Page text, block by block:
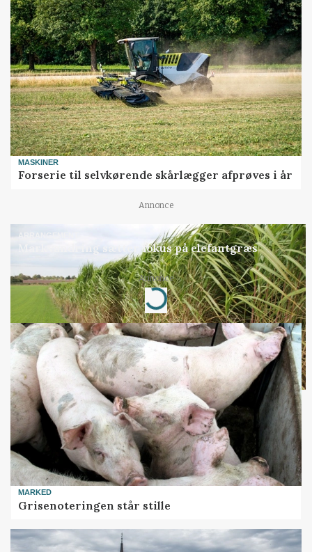
MASKINER
Forserie til selvkørende skårlægger afprøves i år
Annonce
ARRANGEMENT
Markvandring sætter fokus på elefantgræs
Annonce
Loading...
MARKED
Grisenoteringen står stille